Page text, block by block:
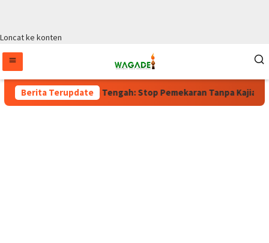
Loncat ke konten
Berita Terupdate
Wagub Papua Tengah: Stop Pemekaran Tanpa Kajian dari BRIN